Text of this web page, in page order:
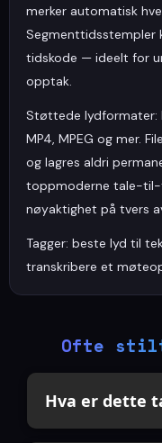
merker automatisk
Segmenttidsstempler
tidskode — ideelt for
opptak.
Støttede lydformater:
MP4, MPEG og mer.
og lagres aldri
toppmoderne tale-
nøyaktighet på tvers
Tagger: beste lyd til
transkribere et
Ofte
Hva er dette